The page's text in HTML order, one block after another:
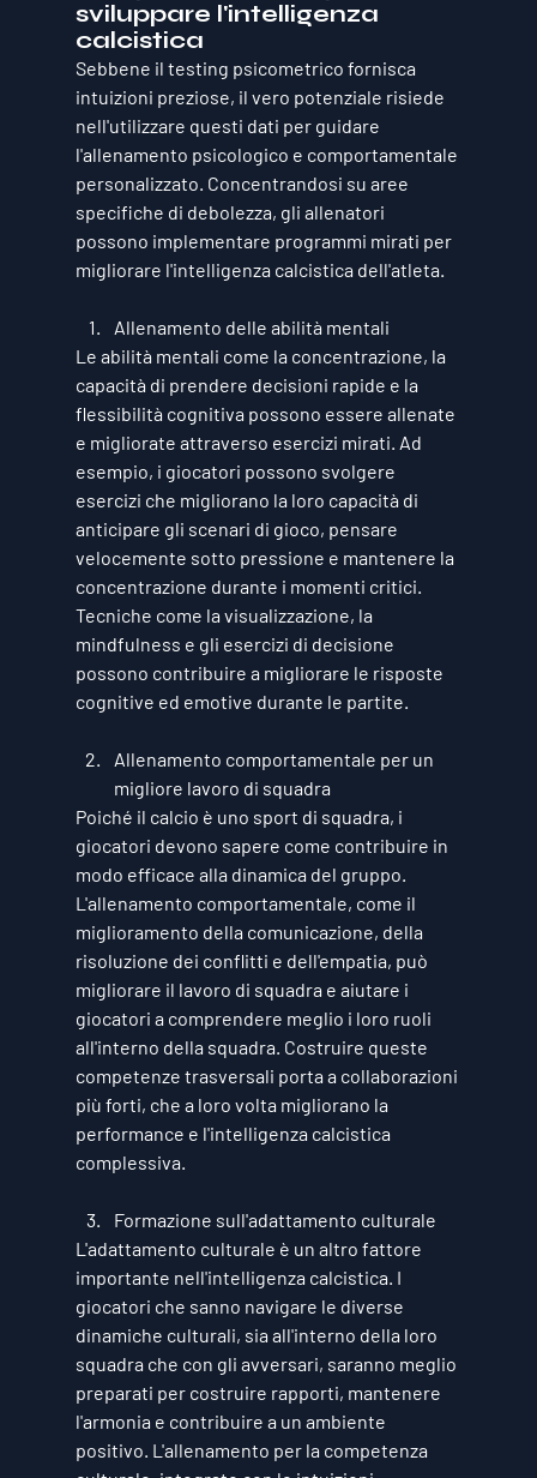
sviluppare l'intelligenza
calcistica
Sebbene il testing psicometrico fornisca
intuizioni preziose, il vero potenziale risiede
nell'utilizzare questi dati per guidare
l'allenamento psicologico e comportamentale
personalizzato. Concentrandosi su aree
specifiche di debolezza, gli allenatori
possono implementare programmi mirati per
migliorare l'intelligenza calcistica dell'atleta.
Allenamento delle abilità mentali
Le abilità mentali come la concentrazione, la
capacità di prendere decisioni rapide e la
flessibilità cognitiva possono essere allenate
e migliorate attraverso esercizi mirati. Ad
esempio, i giocatori possono svolgere
esercizi che migliorano la loro capacità di
anticipare gli scenari di gioco, pensare
velocemente sotto pressione e mantenere la
concentrazione durante i momenti critici.
Tecniche come la visualizzazione, la
mindfulness e gli esercizi di decisione
possono contribuire a migliorare le risposte
cognitive ed emotive durante le partite.
Allenamento comportamentale per un
migliore lavoro di squadra
Poiché il calcio è uno sport di squadra, i
giocatori devono sapere come contribuire in
modo efficace alla dinamica del gruppo.
L'allenamento comportamentale, come il
miglioramento della comunicazione, della
risoluzione dei conflitti e dell'empatia, può
migliorare il lavoro di squadra e aiutare i
giocatori a comprendere meglio i loro ruoli
all'interno della squadra. Costruire queste
competenze trasversali porta a collaborazioni
più forti, che a loro volta migliorano la
performance e l'intelligenza calcistica
complessiva.
Formazione sull'adattamento culturale
L'adattamento culturale è un altro fattore
importante nell'intelligenza calcistica. I
giocatori che sanno navigare le diverse
dinamiche culturali, sia all'interno della loro
squadra che con gli avversari, saranno meglio
preparati per costruire rapporti, mantenere
l'armonia e contribuire a un ambiente
positivo. L'allenamento per la competenza